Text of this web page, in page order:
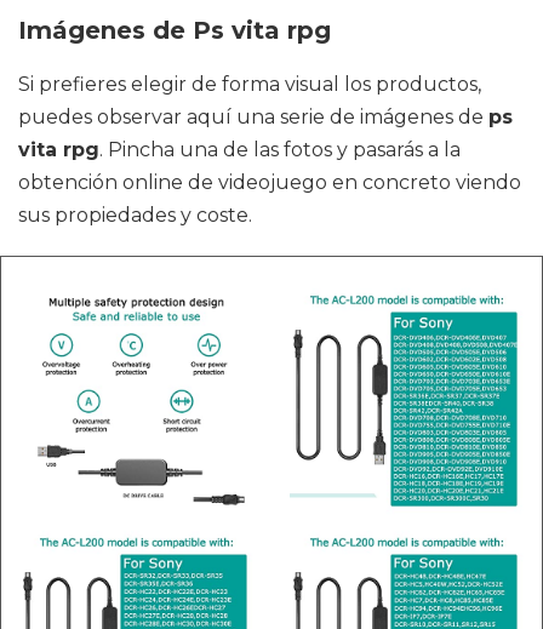
Imágenes de Ps vita rpg
Si prefieres elegir de forma visual los productos,
puedes observar aquí una serie de imágenes de ps
vita rpg. Pincha una de las fotos y pasarás a la
obtención online de videojuego en concreto viendo
sus propiedades y coste.